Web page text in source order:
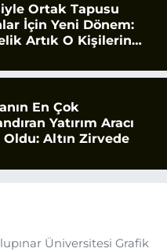
Ortak Tapusu
İçin Yeni Dönem:
Artık O Kişilerin
En Çok
Yatırım Aracı
Oldu: Altın Zirvede
Üniversitesi Grafik